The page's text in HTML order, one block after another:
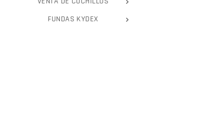
FUNDAS KYDEX